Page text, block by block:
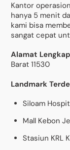
Kantor
hanya 5 menit
kami bisa
sangat cepat
Alamat
Barat 11530
Landmark
Siloam
Mall Kebon
Stasiun KRL